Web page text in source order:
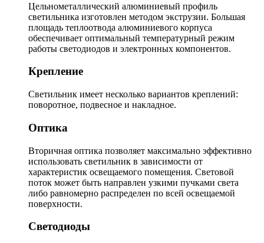
Цельнометаллический алюминиевый профиль
светильника изготовлен методом экструзии. Большая
площадь теплоотвода алюминиевого корпуса
обеспечивает оптимальный температурный режим
работы светодиодов и электронных компонентов.
Крепление
Светильник имеет несколько вариантов креплений:
поворотное, подвесное и накладное.
Оптика
Вторичная оптика позволяет максимально эффективно
использовать светильник в зависимости от
характеристик освещаемого помещения. Световой
поток может быть направлен узкими пучками света
либо равномерно распределен по всей освещаемой
поверхности.
Светодиоды